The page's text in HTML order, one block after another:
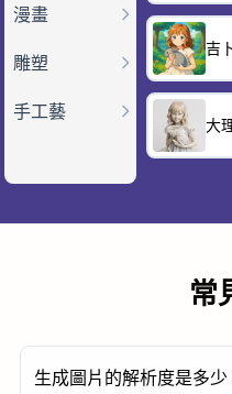
漫畫
雕塑
手工藝
吉
大
常
生成圖片的解析度是多